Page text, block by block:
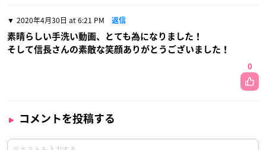
2020年4月30日 at 6:21 PM 返信
素晴らしい手洗い動画、とても為になりました！
そして信長さんの素敵な笑顔ありがとうございました！
0
コメントを投稿する